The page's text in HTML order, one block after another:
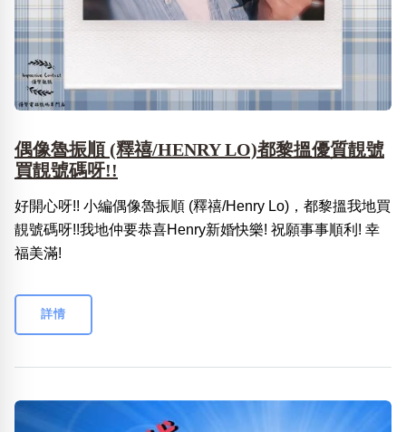
偶像魯振順 (釋禧/HENRY LO)都黎搵優質靚號
買靚號碼呀!!
好開心呀!! 小編偶像魯振順 (釋禧/Henry Lo)，都黎搵我地買
靚號碼呀!!我地仲要恭喜Henry新婚快樂! 祝願事事順利! 幸
福美滿!
詳情